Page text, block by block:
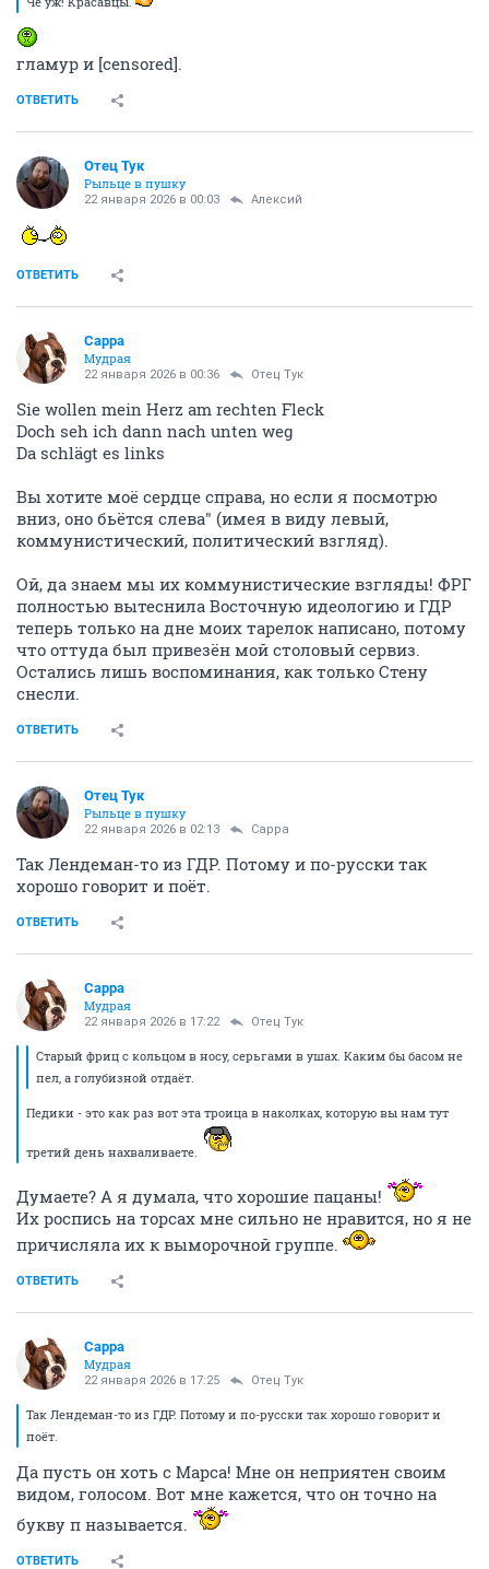
гламур и [censored].
ОТВЕТИТЬ
Отец Тук
Рыльце в пушку
22 января 2026 в 00:03 Алексий
ОТВЕТИТЬ
Сарра
Мудрая
22 января 2026 в 00:36 Отец Тук
Sie wollen mein Herz am rechten Fleck
Doch seh ich dann nach unten weg
Da schlägt es links
Вы хотите моё сердце справа, но если я посмотрю
вниз, оно бьётся слева" (имея в виду левый,
коммунистический, политический взгляд).
Ой, да знаем мы их коммунистические взгляды! ФРГ
полностью вытеснила Восточную идеологию и ГДР
теперь только на дне моих тарелок написано, потому
что оттуда был привезён мой столовый сервиз.
Остались лишь воспоминания, как только Стену
снесли.
ОТВЕТИТЬ
Отец Тук
Рыльце в пушку
22 января 2026 в 02:13 Сарра
Так Лендеман-то из ГДР. Потому и по-русски так
хорошо говорит и поёт.
ОТВЕТИТЬ
Сарра
Мудрая
22 января 2026 в 17:22 Отец Тук
Старый фриц с кольцом в носу, серьгами в ушах. Каким бы басом не
пел, а голубизной отдаёт.
Педики - это как раз вот эта троица в наколках, которую вы нам тут
третий день нахваливаете.
Думаете? А я думала, что хорошие пацаны!
Их роспись на торсах мне сильно не нравится, но я не
причисляла их к выморочной группе.
ОТВЕТИТЬ
Сарра
Мудрая
22 января 2026 в 17:25 Отец Тук
Так Лендеман-то из ГДР. Потому и по-русски так хорошо говорит и
поёт.
Да пусть он хоть с Марса! Мне он неприятен своим
видом, голосом. Вот мне кажется, что он точно на
букву п называется.
ОТВЕТИТЬ